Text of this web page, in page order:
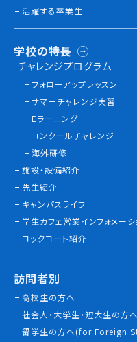
活躍する卒業生
学校の特長
チャレンジプログラム
フォローアップレッスン
サマーチャレンジ実習
Eラーニング
コンクールチャレンジ
海外研修
施設・設備紹介
先生紹介
キャンパスライフ
学生カフェ営業インフォメーシ
コックコート紹介
訪問者別
高校生の方へ
社会人・大学生・短大生の方へ
留学生の方へ(for Foreign